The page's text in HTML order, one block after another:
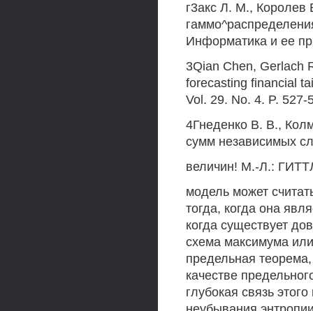
г3акс Л. М.,
Информатика и ее
3Qian Chen, Gerlach
forecasting financial
Vol. 29. No. 4. P. 527-
4Гнеденко В. В.,
сумм независимых
величин! М.-Л.:
модель может
тогда, когда она
когда существует
схема максимума
предельная
качестве
глубокая связь